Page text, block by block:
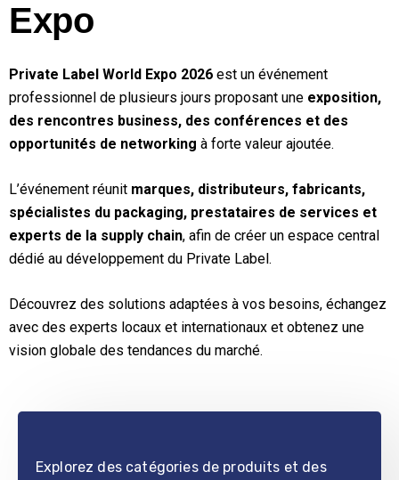
Expo
Private Label World Expo 2026 est un événement
professionnel de plusieurs jours proposant une exposition,
des rencontres business, des conférences et des
opportunités de networking à forte valeur ajoutée.
L’événement réunit marques, distributeurs, fabricants,
spécialistes du packaging, prestataires de services et
experts de la supply chain, afin de créer un espace central
dédié au développement du Private Label.
Découvrez des solutions adaptées à vos besoins, échangez
avec des experts locaux et internationaux et obtenez une
vision globale des tendances du marché.
Explorez des catégories de produits et des